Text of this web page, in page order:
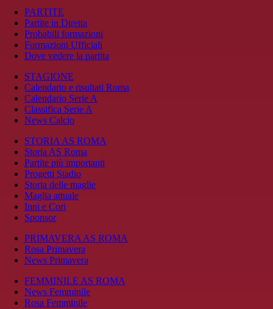
PARTITE
Partite in Diretta
Probabili formazioni
Formazioni Ufficiali
Dove vedere la partita
STAGIONE
Calendario e risultati Roma
Calendario Serie A
Classifica Serie A
News Calcio
STORIA AS ROMA
Storia AS Roma
Partite più importanti
Progetti Stadio
Storia delle maglie
Maglia attuale
Inni e Cori
Sponsor
PRIMAVERA AS ROMA
Rosa Primavera
News Primavera
FEMMINILE AS ROMA
News Femminile
Rosa Femminile